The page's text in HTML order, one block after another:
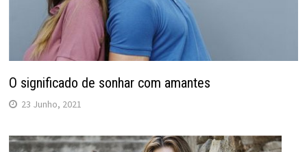
O significado de sonhar com amantes
23 Junho, 2021